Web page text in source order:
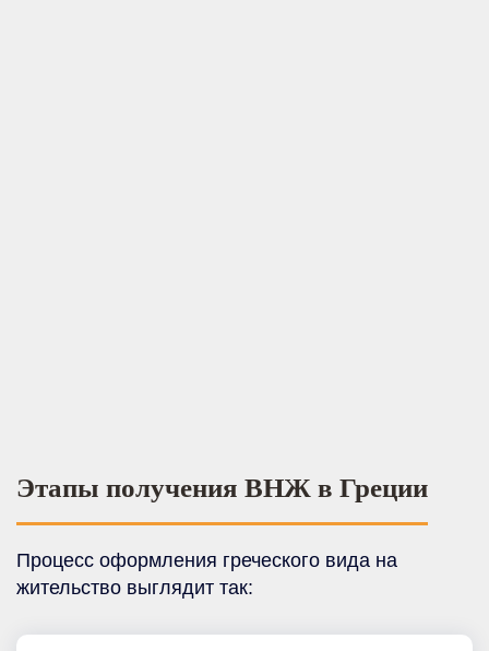
Этапы получения ВНЖ в Греции
Процесс оформления греческого вида на
жительство выглядит так: